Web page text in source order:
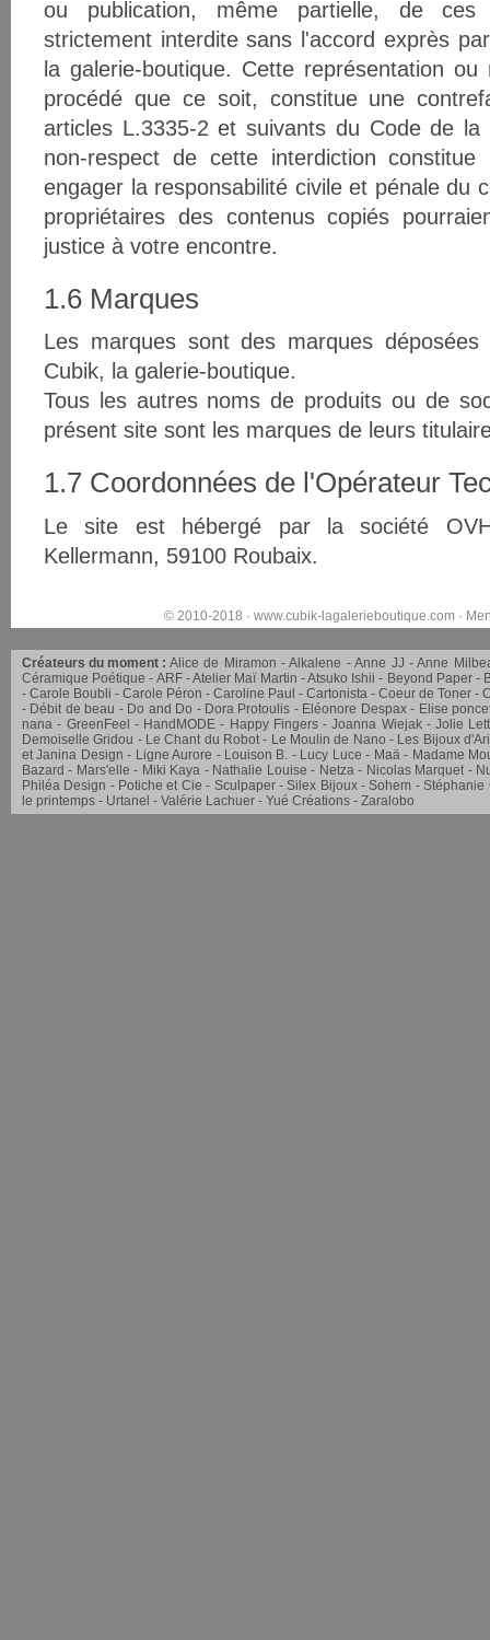
ou publication, même partielle, de ces
strictement interdite sans l'accord exprès
la galerie-boutique. Cette représentation
procédé que ce soit, constitue une
articles L.3335-2 et suivants du Code de la
non-respect de cette interdiction constitue
engager la responsabilité civile et pénale du
propriétaires des contenus copiés
justice à votre encontre.
1.6 Marques
Les marques sont des marques
Cubik, la galerie-boutique.
Tous les autres noms de produits ou de
présent site sont les marques de leurs
1.7 Coordonnées de l'Opérateur
Le site est hébergé par la société
Kellermann, 59100 Roubaix.
© 2010-2018 · www.cubik-lagalerieboutique.com·
Créateurs du moment : Alice de Miramon Alkalene Anne JJ
Anne
Céramique Poétique
ARF Atelier Maï Martin Atsuko Ishii Beyond Paper
Carole Boubli
Carole Péron Caroline Paul Cartonista Coeur de Toner
Débit de beau
Do and Do Dora Protoulis Eléonore Despax
Elise
nana
GreenFeel HandMODE Happy Fingers Joanna Wiejak
Jolie
Demoiselle Gridou
Le Chant du Robot Le Moulin de Nano
Les Bijoux d'Ari
et Janina Design
Ligne Aurore Louison B. Lucy Luce Maä
Madame
Bazard
Mars'elle Miki Kaya Nathalie Louise Netza Nicolas Marquet
Philéa Design
Potiche et Cie Sculpaper Silex Bijoux Sohem
Stéphanie
le printemps
Urtanel Valérie Lachuer Yué Créations Zaralobo